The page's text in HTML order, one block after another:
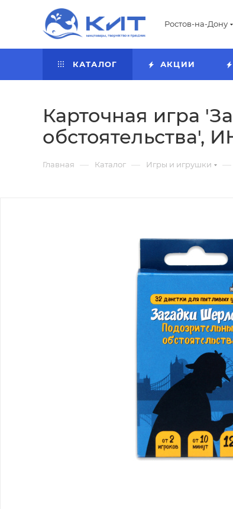
Ростов-на-Дону
КАТАЛОГ АКЦИИ
Карточная игра
обстоятельства',
Главная — Каталог — Игры и игрушки —